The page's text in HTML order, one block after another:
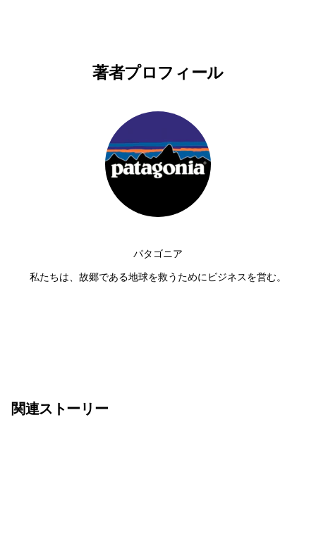
著者プロフィール
パタゴニア
私たちは、故郷である地球を救うためにビジネスを営む。
関連ストーリー